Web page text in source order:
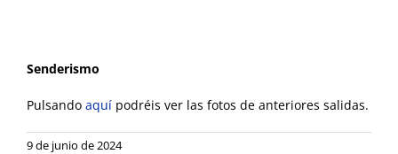
Senderismo
Pulsando aquí podréis ver las fotos de anteriores salidas.
9 de junio de 2024